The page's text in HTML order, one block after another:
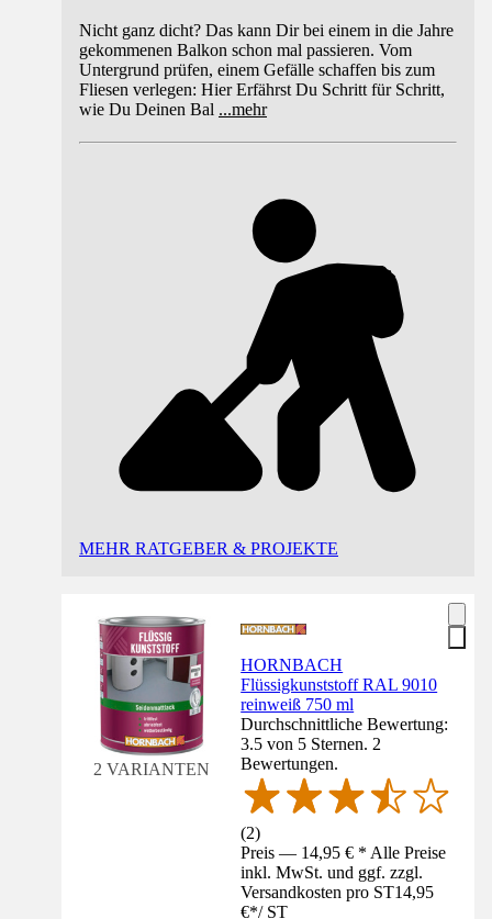
Nicht ganz dicht? Das kann Dir bei einem in die Jahre
gekommenen Balkon schon mal passieren. Vom
Untergrund prüfen, einem Gefälle schaffen bis zum
Fliesen verlegen: Hier Erfährst Du Schritt für Schritt,
wie Du Deinen Bal ...mehr
MEHR RATGEBER & PROJEKTE
2 VARIANTEN
HORNBACH
Flüssigkunststoff RAL 9010
reinweiß 750 ml
Durchschnittliche Bewertung:
3.5 von 5 Sternen. 2
Bewertungen.
(2)
Preis — 14,95 € * Alle Preise
inkl. MwSt. und ggf. zzgl.
Versandkosten pro ST14,95
€*/ ST